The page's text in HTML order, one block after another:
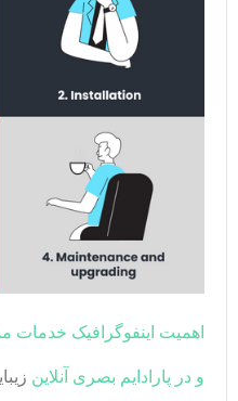
اهمیت اینفوگرافیک خدمات
و در پارادایم بصری آنلاین